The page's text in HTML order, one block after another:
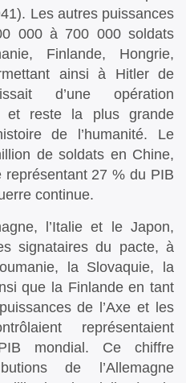
Les autres puissances
000 à 700 000 soldats
Finlande, Hongrie,
ainsi à Hitler de
d’une opération
et reste la plus grande
de l’humanité. Le
de soldats en Chine,
27 % du PIB
continue.
l’Italie et le Japon,
signataires du pacte, à
la Slovaquie, la
que la Finlande en tant
de l’Axe et les
représentaient
mondial. Ce chiffre
de l’Allemagne